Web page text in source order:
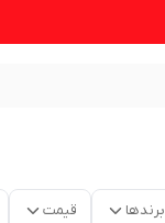
برندها قیمت